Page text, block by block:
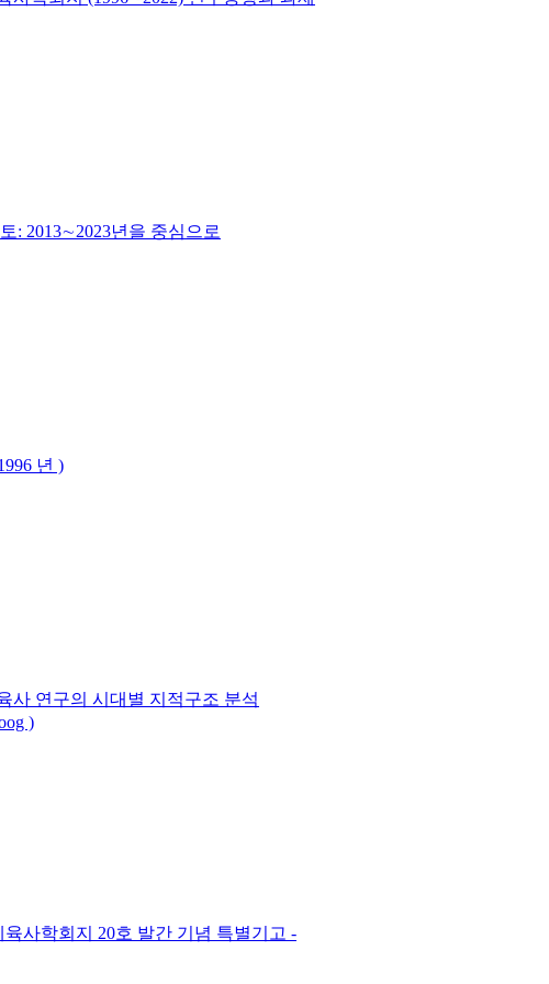
: 2013∼2023년을 중심으로
년 )
사 연구의 시대별 지적구조 분석
)
사학회지 20호 발간 기념 특별기고 -